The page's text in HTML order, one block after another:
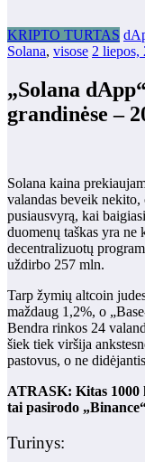
KRIPTO TURTAS
Solana, visose 2 liepos,
„Solana
grandinėse –
Solana kaina
valandas beveik
pusiausvyrą, kai
duomenų taškas yra ne
decentralizuotų
uždirbo 257 mln.
Tarp žymių altcoin
maždaug 1,2%, o
Bendra rinkos 24
šiek tiek viršija
pastovus, o ne
ATRASK: Kitas
tai pasirodo
Turinys: